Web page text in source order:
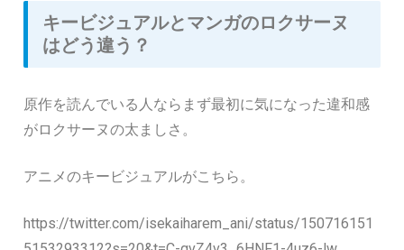
キービジュアルとマンガのロクサーヌ
はどう違う？
原作を読んでいる人ならまず最初に気になった違和感
がロクサーヌの太ましさ。
アニメのキービジュアルがこちら。
https://twitter.com/isekaiharem_ani/status/150716151